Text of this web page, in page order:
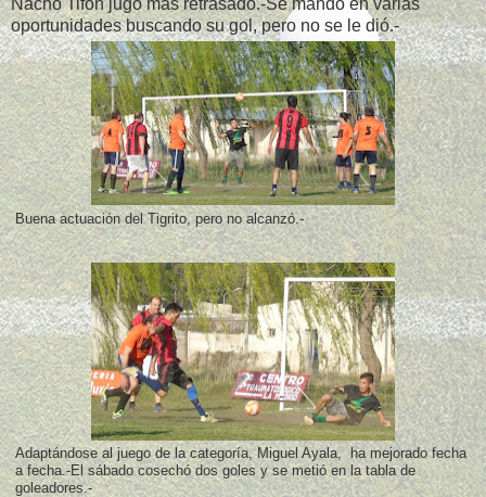
oportunidades buscando su gol, pero no se le dió.-
Buena actuación del Tigrito, pero no alcanzó.-
Adaptándose al juego de la categoría, Miguel Ayala, ha mejorado fecha
a fecha.-El sábado cosechó dos goles y se metió en la tabla de
goleadores.-